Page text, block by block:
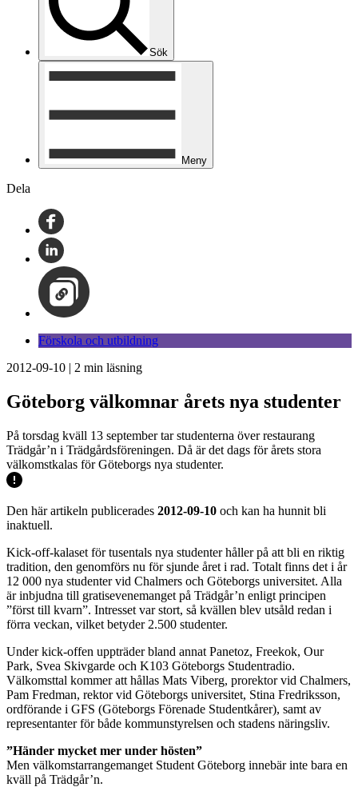
Sök
Meny
Dela
Förskola och utbildning
2012-09-10 | 2 min läsning
Göteborg välkomnar årets nya studenter
På torsdag kväll 13 september tar studenterna över restaurang
Trädgår’n i Trädgårdsföreningen. Då är det dags för årets stora
välkomstkalas för Göteborgs nya studenter.
Den här artikeln publicerades 2012-09-10 och kan ha hunnit bli
inaktuell.
Kick-off-kalaset för tusentals nya studenter håller på att bli en riktig
tradition, den genomförs nu för sjunde året i rad. Totalt finns det i år
12 000 nya studenter vid Chalmers och Göteborgs universitet. Alla
är inbjudna till gratisevenemanget på Trädgår’n enligt principen
”först till kvarn”. Intresset var stort, så kvällen blev utsåld redan i
förra veckan, vilket betyder 2.500 studenter.
Under kick-offen uppträder bland annat Panetoz, Freekok, Our
Park, Svea Skivgarde och K103 Göteborgs Studentradio.
Välkomsttal kommer att hållas Mats Viberg, prorektor vid Chalmers,
Pam Fredman, rektor vid Göteborgs universitet, Stina Fredriksson,
ordförande i GFS (Göteborgs Förenade Studentkårer), samt av
representanter för både kommunstyrelsen och stadens näringsliv.
”Händer mycket mer under hösten”
Men välkomstarrangemanget Student Göteborg innebär inte bara en
kväll på Trädgår’n.